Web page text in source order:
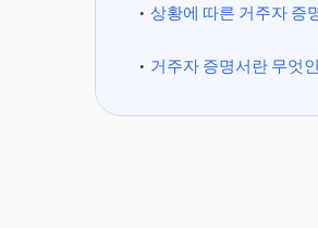
상황에 따른 거주자 증
거주자 증명서란 무엇